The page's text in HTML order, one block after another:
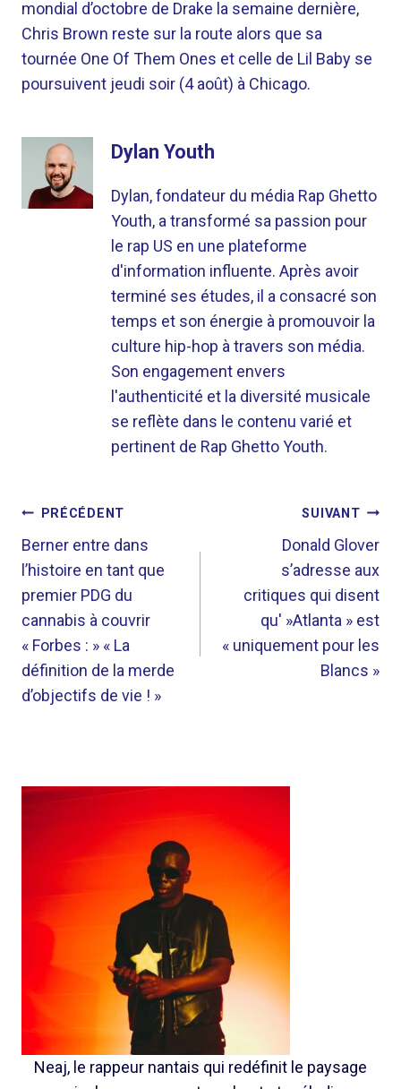
mondial d’octobre de Drake la semaine dernière,
Chris Brown reste sur la route alors que sa
tournée One Of Them Ones et celle de Lil Baby se
poursuivent jeudi soir (4 août) à Chicago.
Dylan Youth
Dylan, fondateur du média Rap Ghetto
Youth, a transformé sa passion pour
le rap US en une plateforme
d'information influente. Après avoir
terminé ses études, il a consacré son
temps et son énergie à promouvoir la
culture hip-hop à travers son média.
Son engagement envers
l'authenticité et la diversité musicale
se reflète dans le contenu varié et
pertinent de Rap Ghetto Youth.
NAVIGATION
DE
L’ARTICLE
PRÉCÉDENT
Berner entre dans
l’histoire en tant que
premier PDG du
cannabis à couvrir
« Forbes : » « La
définition de la merde
d’objectifs de vie ! »
SUIVANT
Donald Glover
s’adresse aux
critiques qui disent
qu' »Atlanta » est
« uniquement pour les
Blancs »
Neaj, le rappeur nantais qui redéfinit le paysage